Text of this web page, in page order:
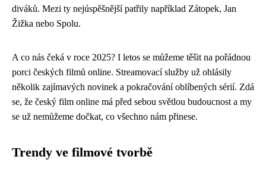
diváků. Mezi ty nejúspěšnější patřily například Zátopek, Jan
Žižka nebo Spolu.
A co nás čeká v roce 2025? I letos se můžeme těšit na pořádnou
porci českých filmů online. Streamovací služby už ohlásily
několik zajímavých novinek a pokračování oblíbených sérií. Zdá
se, že český film online má před sebou světlou budoucnost a my
se už nemůžeme dočkat, co všechno nám přinese.
Trendy ve filmové tvorbě